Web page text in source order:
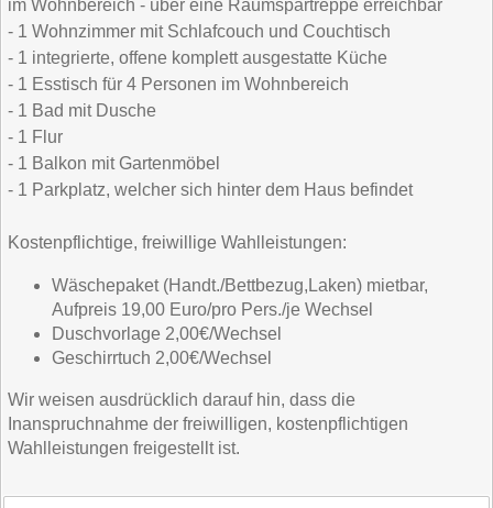
im Wohnbereich - über eine Raumspartreppe erreichbar
- 1 Wohnzimmer mit Schlafcouch und Couchtisch
- 1 integrierte, offene komplett ausgestatte Küche
- 1 Esstisch für 4 Personen im Wohnbereich
- 1 Bad mit Dusche
- 1 Flur
- 1 Balkon mit Gartenmöbel
- 1 Parkplatz, welcher sich hinter dem Haus befindet
Kostenpflichtige, freiwillige Wahlleistungen:
Wäschepaket (Handt./Bettbezug,Laken) mietbar,
Aufpreis 19,00 Euro/pro Pers./je Wechsel
Duschvorlage 2,00€/Wechsel
Geschirrtuch 2,00€/Wechsel
Wir weisen ausdrücklich darauf hin, dass die
Inanspruchnahme der freiwilligen, kostenpflichtigen
Wahlleistungen freigestellt ist.